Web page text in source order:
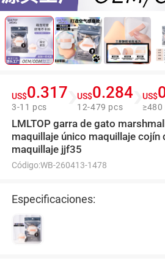
US$0.317
3-11 pcs
US$0.284
12-479 pcs
US$
≥480
LMLTOP garra de gato
maquillaje único maquillaje cojín
maquillaje jjf35
Código:WB-260413-1478
Especificaciones: